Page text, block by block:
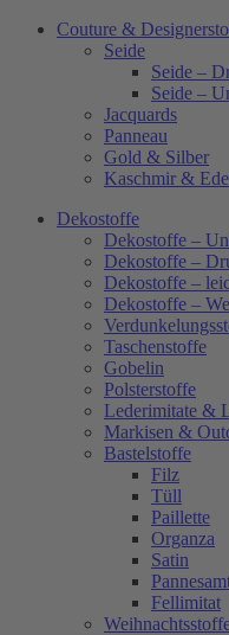
Couture &
Seide
Seide –
Seide –
Jacquards
Panneau
Gold & Silber
Kaschmir &
Dekostoffe
Dekostoffe –
Dekostoffe –
Dekostoffe –
Dekostoffe –
Taschenstoffe
Gobelin
Polsterstoffe
Lederimitate &
Markisen &
Bastelstoffe
Filz
Tüll
Paillette
Organza
Satin
Fellimitat